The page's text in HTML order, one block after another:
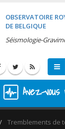
OBSERVATOIRE
DE BELGIQUE
Séismologie-
Avez-
Tremblements de